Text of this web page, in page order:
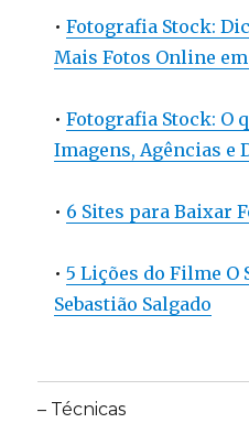
•Fotografia Stock:
Mais Fotos Online
•Fotografia Stock: O
Imagens, Agências e
• 6 Sites para Baixar
•5 Lições do Filme O
Sebastião Salgado
– Técnicas